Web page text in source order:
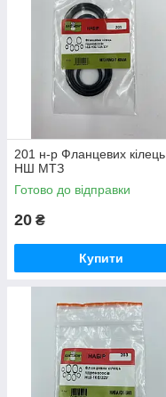
201 н-р Фланцевих кілець
НШ МТЗ
Готово до відправки
20 ₴
Купити